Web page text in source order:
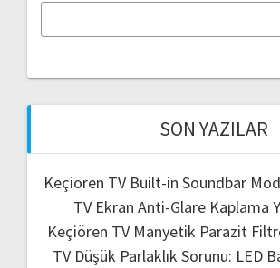
SON YAZILAR
Keçiören TV Built-in Soundbar
TV Ekran Anti-Glare Kaplama
Keçiören TV Manyetik Parazit
TV Düşük Parlaklık Sorunu: LED